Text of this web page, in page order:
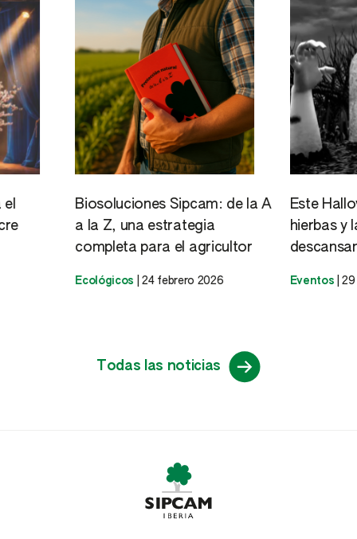
Biosoluciones Sipcam: de la A
a la Z, una estrategia
completa para el agricultor
Ecológicos |24 febrero 2026
Este
hierbas y
Eventos |29
Todas las noticias